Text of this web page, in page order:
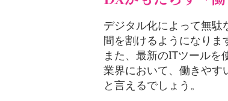
デジタル化によって無
間を割けるようになりま
また、最新のITツールを
業界において、働きやす
と言えるでしょう。